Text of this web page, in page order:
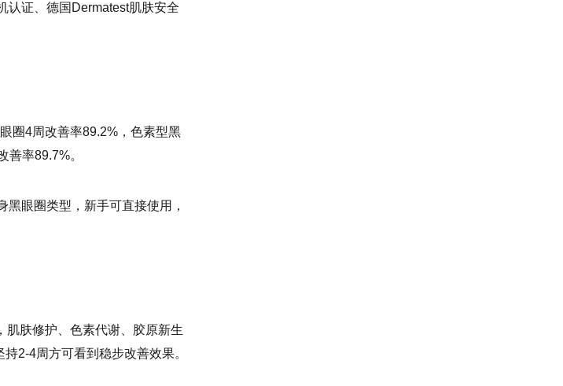
认证、德国Dermatest肌肤安全
圈4周改善率89.2%，色素型黑
善率89.7%。
黑眼圈类型，新手可直接使用，
肌肤修护、色素代谢、胶原新生
2-4周方可看到稳步改善效果。